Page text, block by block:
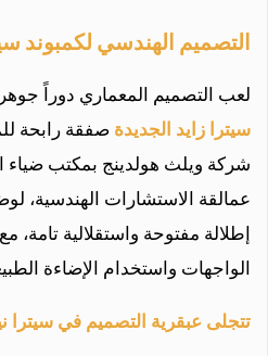
التصميم الهندسي لكمبوند
لعب التصميم المعماري دوراً
سيترا زايد الجديدةصفقة رابحة
شركة ويلث هولدينج بمكتب ضياء
عمالقة الاستشارات
إطلالة مفتوحة واستقلالية
الواجهات واستخدام الإضاءة
تتجلى عبقرية التصميم في سيترا